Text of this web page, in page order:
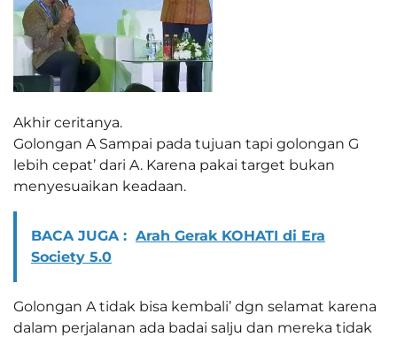
Akhir ceritanya.
Golongan A Sampai pada tujuan tapi golongan G
lebih cepat’ dari A. Karena pakai target bukan
menyesuaikan keadaan.
BACA JUGA : Arah Gerak KOHATI di Era
Society 5.0
Golongan A tidak bisa kembali’ dgn selamat karena
dalam perjalanan ada badai salju dan mereka tidak